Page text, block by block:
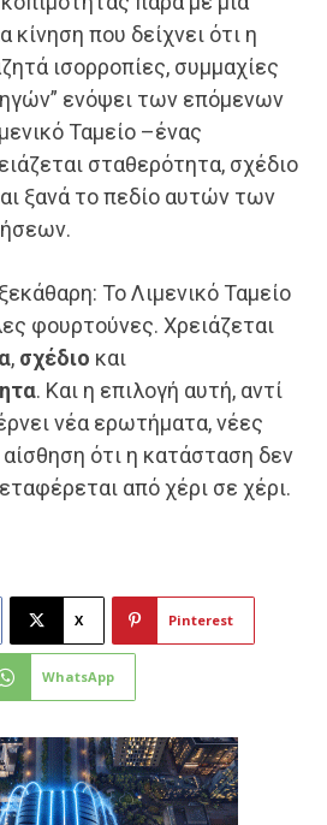
κίνηση που δείχνει ότι η
ισορροπίες, συμμαχίες
ενόψει των επόμενων
Ταμείο –ένας
σταθερότητα, σχέδιο
ξανά το πεδίο αυτών των
Το Λιμενικό Ταμείο
φουρτούνες. Χρειάζεται
, σχέδιο και
. Και η επιλογή αυτή, αντί
νέα ερωτήματα, νέες
αίσθηση ότι η κατάσταση δεν
από χέρι σε χέρι.
X Pinterest
WhatsApp